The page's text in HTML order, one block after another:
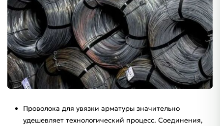
Проволока для увязки арматуры значительно
удешевляет технологический процесс. Соединения,